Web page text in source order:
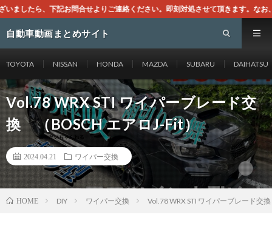
せよりご連絡ください。即刻対処させて頂きます。なお、同サイトはGoogle
自動車動画まとめサイト
TOYOTA NISSAN HONDA MAZDA SUBARU DAIHATSU
Vol.78 WRX STI ワイパーブレード交
換 （BOSCH エアロJ-Fit）
2024.04.21 ワイパー交換
HOME DIY ワイパー交換 Vol.78 WRX STI ワイパーブレード交